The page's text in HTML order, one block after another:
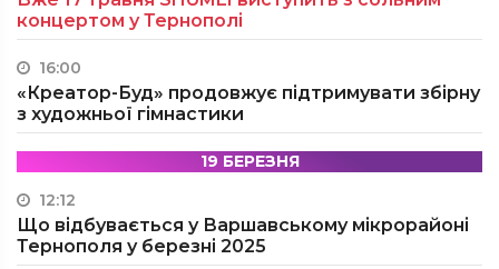
концертом у Тернополі
16:00
«Креатор-Буд» продовжує підтримувати збірну
з художньої гімнастики
19 БЕРЕЗНЯ
12:12
Що відбувається у Варшавському мікрорайоні
Тернополя у березні 2025